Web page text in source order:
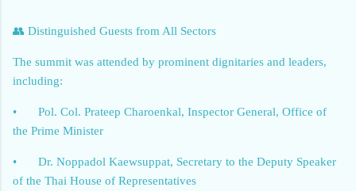
👥 Distinguished Guests from All Sectors
The summit was attended by prominent dignitaries and leaders,
including:
•
Pol. Col. Prateep Charoenkal, Inspector General, Office of
the Prime Minister
•
Dr. Noppadol Kaewsuppat, Secretary to the Deputy Speaker
of the Thai House of Representatives